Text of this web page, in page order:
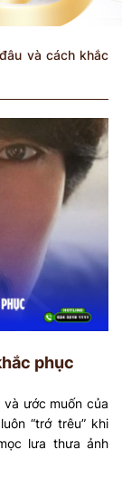
và cách khắc
phục
ước muốn của
“trớ trêu” khi
lưa thưa ảnh